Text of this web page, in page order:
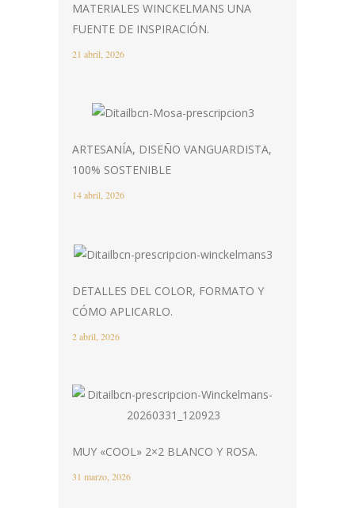
MATERIALES WINCKELMANS UNA
FUENTE DE INSPIRACIÓN.
21 abril, 2026
ARTESANÍA, DISEÑO VANGUARDISTA,
100% SOSTENIBLE
14 abril, 2026
DETALLES DEL COLOR, FORMATO Y
CÓMO APLICARLO.
2 abril, 2026
MUY «COOL» 2×2 BLANCO Y ROSA.
31 marzo, 2026